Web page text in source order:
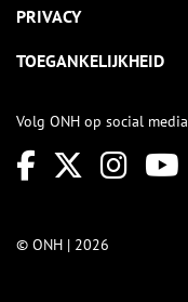
PRIVACY
TOEGANKELIJKHEID
Volg ONH op social media
© ONH | 2026